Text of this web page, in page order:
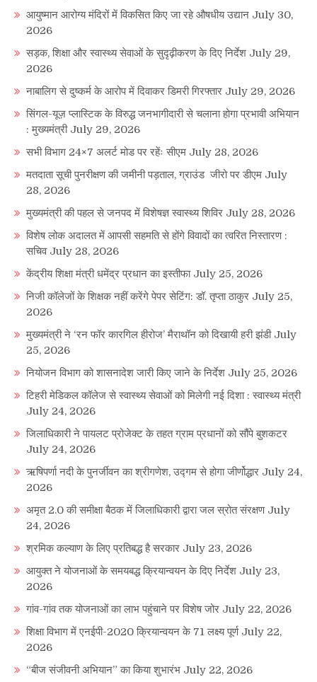
आयुष्मान आरोग्य मंदिरों में विकसित किए जा रहे औषधीय उद्यान July 30,
2026
सड़क, शिक्षा और स्वास्थ्य सेवाओं के सुदृढ़ीकरण के दिए निर्देश July 29,
2026
नाबालिग से दुष्कर्म के आरोप में दिवाकर डिमरी गिरफ्तार July 29, 2026
सिंगल-यूज़ प्लास्टिक के विरुद्ध जनभागीदारी से चलाना होगा प्रभावी अभियान
: मुख्यमंत्री July 29, 2026
सभी विभाग 24×7 अलर्ट मोड पर रहेंः सीएम July 28, 2026
मतदाता सूची पुनरीक्षण की जमीनी पड़ताल, ग्राउंड जीरो पर डीएम July
28, 2026
मुख्यमंत्री की पहल से जनपद में विशेषज्ञ स्वास्थ्य शिविर July 28, 2026
विशेष लोक अदालत में आपसी सहमति से होंगे विवादों का त्वरित निस्तारण :
सचिव July 28, 2026
केंद्रीय शिक्षा मंत्री धमेंद्र प्रधान का इस्तीफा July 25, 2026
निजी कॉलेजों के शिक्षक नहीं करेंगे पेपर सेटिंग: डॉ. तृप्ता ठाकुर July 25,
2026
मुख्यमंत्री ने ‘रन फॉर कारगिल हीरोज’ मैराथॉन को दिखायी हरी झंडी July
25, 2026
नियोजन विभाग को शासनादेश जारी किए जाने के निर्देश July 25, 2026
टिहरी मेडिकल कॉलेज से स्वास्थ्य सेवाओं को मिलेगी नई दिशा : स्वास्थ्य मंत्री
July 24, 2026
जिलाधिकारी ने पायलट प्रोजेक्ट के तहत ग्राम प्रधानों को सौंपे बुशकटर
July 24, 2026
ऋषिपर्णा नदी के पुनर्जीवन का श्रीगणेश, उद्गम से होगा जीर्णोद्धार July 24,
2026
अमृत 2.0 की समीक्षा बैठक में जिलाधिकारी द्वारा जल स्रोत संरक्षण July
24, 2026
श्रमिक कल्याण के लिए प्रतिबद्ध है सरकार July 23, 2026
आयुक्त ने योजनाओं के समयबद्ध क्रियान्वयन के दिए निर्देश July 23,
2026
गांव-गांव तक योजनाओं का लाभ पहुंचाने पर विशेष जोर July 22, 2026
शिक्षा विभाग में एनईपी-2020 क्रियान्वयन के 71 लक्ष्य पूर्ण July 22,
2026
“बीज संजीवनी अभियान” का किया शुभारंभ July 22, 2026